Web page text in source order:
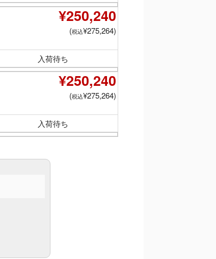
¥250,240
(税込¥275,264)
入荷待ち
¥250,240
(税込¥275,264)
入荷待ち